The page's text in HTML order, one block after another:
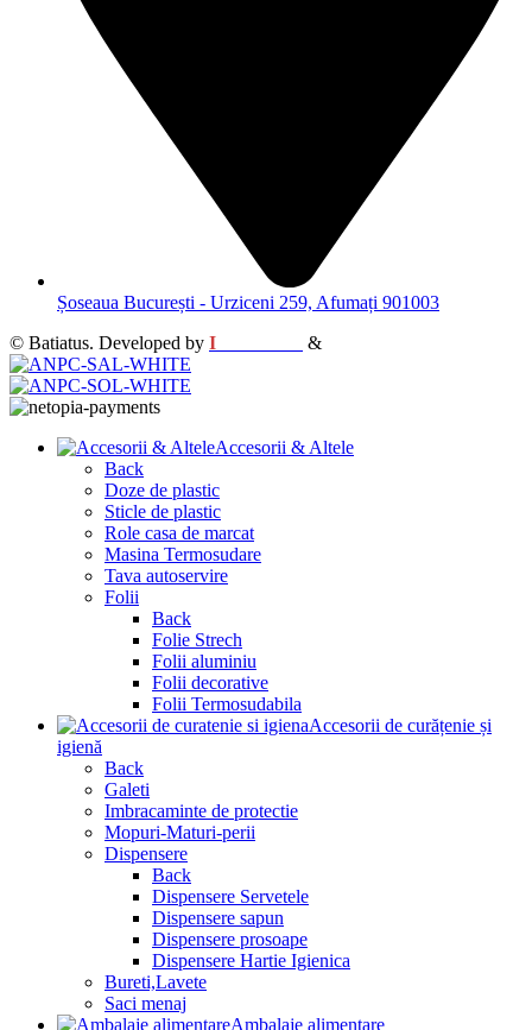
Șoseaua București - Urziceni 259, Afumați 901003
© Batiatus. Developed by I &
Accesorii & Altele
Back
Doze de plastic
Sticle de plastic
Role casa de marcat
Masina Termosudare
Tava autoservire
Folii
Back
Folie Strech
Folii aluminiu
Folii decorative
Folii Termosudabila
Accesorii de curățenie și
igienă
Back
Galeti
Imbracaminte de protectie
Mopuri-Maturi-perii
Dispensere
Back
Dispensere Servetele
Dispensere sapun
Dispensere prosoape
Dispensere Hartie Igienica
Bureti,Lavete
Saci menaj
Ambalaje alimentare